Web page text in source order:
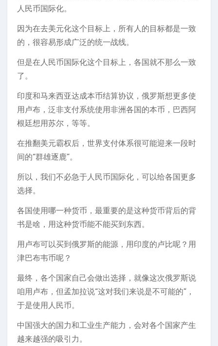
人民币国际化。
因为在去美元化这个目标上，所有人的目标都是一致
的，很容易形成广泛的统一战线。
但是在人民币国际化这个目标上，各国就不那么一致
了。
印度和马来西亚达成本币结算协议，俄罗斯想更多使
用卢布，泛非支付系统使用非洲各国的本币，巴西阿
根廷想用苏尔，等等。
在推翻美元霸权后，世界支付体系很可能迎来一段时
间的“群雄逐鹿”。
所以，我们不必急于人民币国际化，可以给各国更多
选择。
各国使用哪一种货币，最重要的是这种货币背后的背
书是啥，用这种货币能不能买到东西。
用卢布可以买到俄罗斯的能源，用印度的卢比呢？用
津巴布韦币呢？
最终，各个国家自己会做出选择，就像这次俄罗斯说
咱用卢布，但孟加拉说“这对我们来说是不可能的”，
于是使用人民币。
中国强大的国力和工业生产能力，会对各个国家产生
越来越强的吸引力。